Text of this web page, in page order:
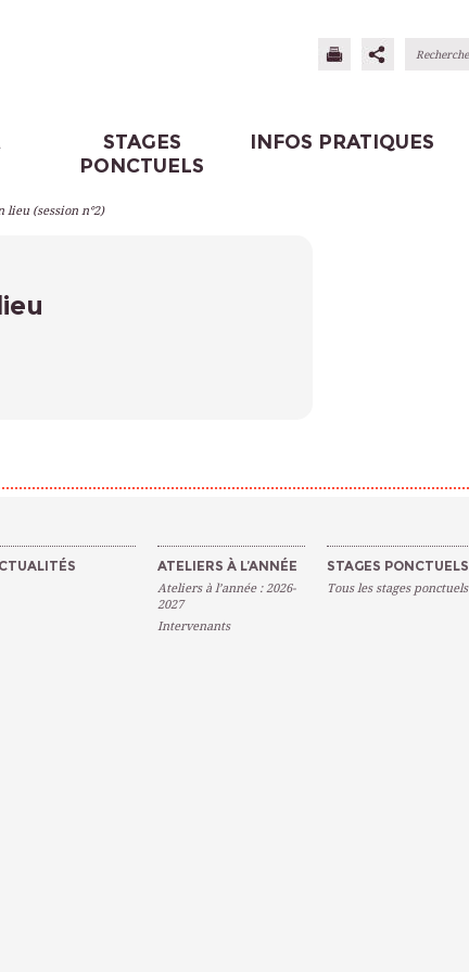
STAGES
PONCTUELS
INFOS PRATIQUES
lieu (session n°2)
ATELIERS À L’ANNÉE
Ateliers à l’année : 2026-
2027
Intervenants
STAGES PONCTUELS
Tous les stages ponctuels